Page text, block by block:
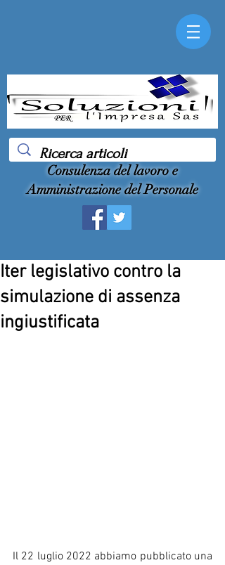
Consulenza del lavoro e
Amministrazione del Personale
Iter legislativo contro la
simulazione di assenza
ingiustificata
Il 22 luglio 2022 abbiamo pubblicato una